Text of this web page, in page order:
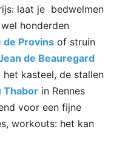
laat je bedwelmen
honderden
de Provins of struin
de Beauregard
kasteel, de stallen
Thabor in Rennes
voor een fijne
workouts: het kan